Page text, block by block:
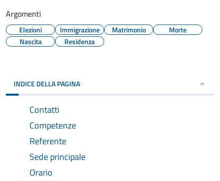
Argomenti
Elezioni Immigrazione Matrimonio
Morte
Nascita
Residenza
INDICE DELLA PAGINA
Contatti
Competenze
Referente
Sede principale
Orario